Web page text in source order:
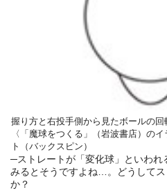
握り方と右投手側から見たボールの回
〈「魔球をつくる」（岩波書店）のイ
ト（バックスピン）
─ストレートが「変化球」といわれ
みるとそうですよね…。どうして
か？